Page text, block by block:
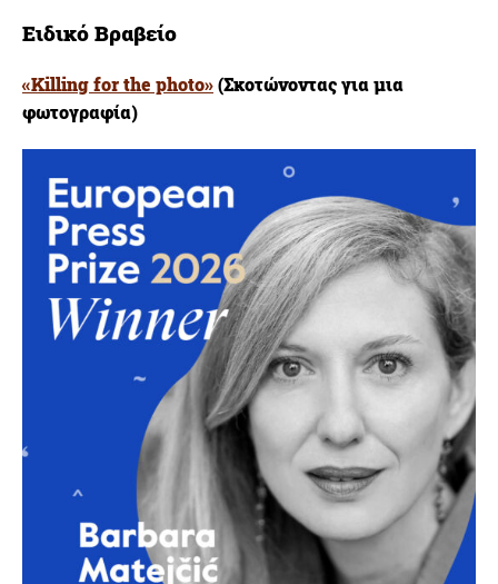
Ειδικό Βραβείο
«Killing for the photo»(Σκοτώνοντας για μια
φωτογραφία)